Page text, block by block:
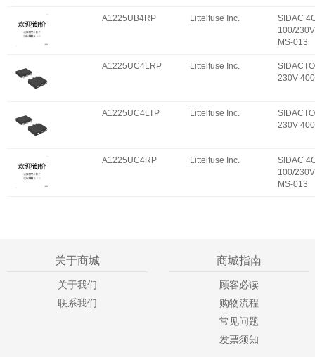
A1225UB4RP Littelfuse Inc.
SIDAC
100/
MS-013
A1225UC4LRP Littelfuse Inc.
230V
A1225UC4LTP Littelfuse Inc.
230V
A1225UC4RP Littelfuse Inc.
SIDAC
100/
MS-013
关于商城
关于我们
联系我们
商城指南
顾客必读
购物流程
常见问题
发票须知